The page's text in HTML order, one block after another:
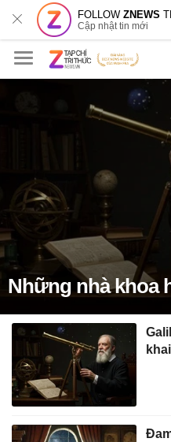
FOLLOWZNEWS
Cập nhật tin mới
Những nhà khoa